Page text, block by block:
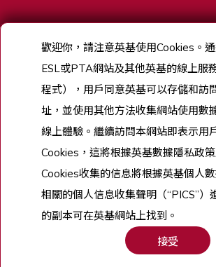
Copyright © English Schools Foundation.
網站地圖
歡迎你，請注意英基使用Cookies 。
ESL或PTA網站及其他英基的線上服
程式），用戶同意英基可以存儲和訪
址，並使用其他方法收集網站使用數
線上體驗。繼續訪問本網站即表示用
Cookies ，這將根據英基數據隱私政
Cookies收集的信息將根據英基個人
相關的個人信息收集聲明（“PICS”）
的副本可在英基網站上找到。
接受